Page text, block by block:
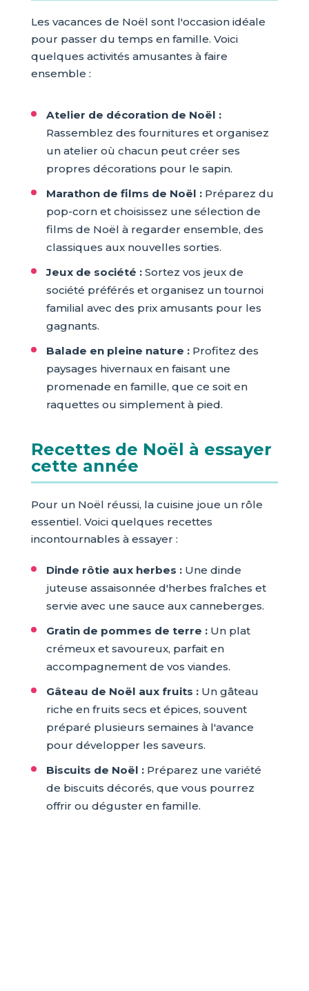
Les vacances de Noël sont l'occasion idéale
pour passer du temps en famille. Voici
quelques activités amusantes à faire
ensemble :
Atelier de décoration de Noël :
Rassemblez des fournitures et organisez
un atelier où chacun peut créer ses
propres décorations pour le sapin.
Marathon de films de Noël :Préparez du
pop-corn et choisissez une sélection de
films de Noël à regarder ensemble, des
classiques aux nouvelles sorties.
Jeux de société :Sortez vos jeux de
société préférés et organisez un tournoi
familial avec des prix amusants pour les
gagnants.
Balade en pleine nature :Profitez des
paysages hivernaux en faisant une
promenade en famille, que ce soit en
raquettes ou simplement à pied.
Recettes de Noël à essayer
cette année
Pour un Noël réussi, la cuisine joue un rôle
essentiel. Voici quelques recettes
incontournables à essayer :
Dinde rôtie aux herbes :Une dinde
juteuse assaisonnée d'herbes fraîches et
servie avec une sauce aux canneberges.
Gratin de pommes de terre :Un plat
crémeux et savoureux, parfait en
accompagnement de vos viandes.
Gâteau de Noël aux fruits :Un gâteau
riche en fruits secs et épices, souvent
préparé plusieurs semaines à l'avance
pour développer les saveurs.
Biscuits de Noël :Préparez une variété
de biscuits décorés, que vous pourrez
offrir ou déguster en famille.